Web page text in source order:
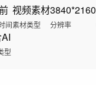
间
视频素材
素材类型
3840*2160
分辨率
型